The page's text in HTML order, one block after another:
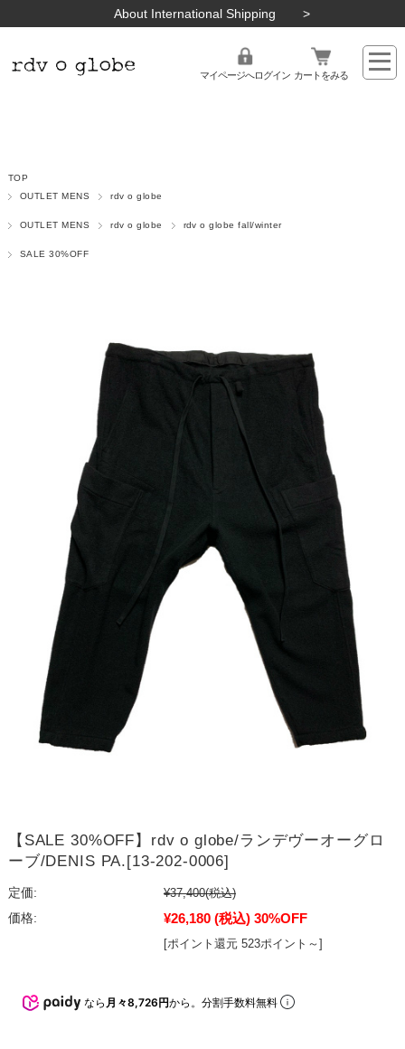
About International Shipping
マイページへログイン カートをみる
TOP
OUTLET MENS
rdv o globe
OUTLET MENS rdv o globe rdv o globe fall/winter
SALE 30%OFF
【SALE 30%OFF】rdv o globe/ランデヴーオーグロ
ーブ/DENIS PA.[13-202-0006]
定価: ¥37,400(税込)
価格:
¥26,180 (税込) 30%OFF
[ポイント還元 523ポイント～]
なら 月々8,726円から。分割手数料無料